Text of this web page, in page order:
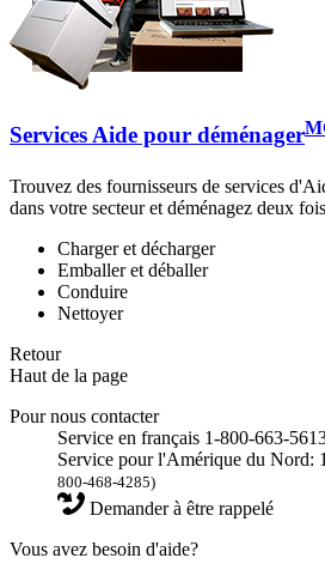
Services Aide pour déménager
Trouvez des fournisseurs de services
dans votre secteur et déménagez deux
Charger et décharger
Emballer et déballer
Conduire
Nettoyer
Retour
Haut de la page
Pour nous contacter
Service en français 1-800-663-
Service pour l'Amérique du
800-468-4285)
Demander à être rappelé
Vous avez besoin d'aide?